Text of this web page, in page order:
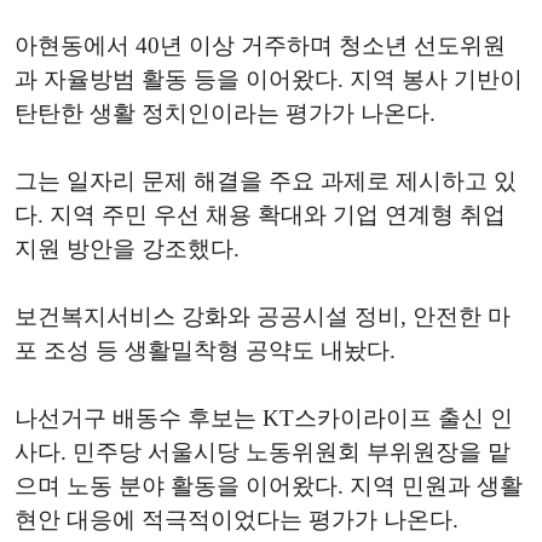
아현동에서 40년 이상 거주하며 청소년 선도위원
과 자율방범 활동 등을 이어왔다. 지역 봉사 기반이
탄탄한 생활 정치인이라는 평가가 나온다.
그는 일자리 문제 해결을 주요 과제로 제시하고 있
다. 지역 주민 우선 채용 확대와 기업 연계형 취업
지원 방안을 강조했다.
보건복지서비스 강화와 공공시설 정비, 안전한 마
포 조성 등 생활밀착형 공약도 내놨다.
나선거구 배동수 후보는 KT스카이라이프 출신 인
사다. 민주당 서울시당 노동위원회 부위원장을 맡
으며 노동 분야 활동을 이어왔다. 지역 민원과 생활
현안 대응에 적극적이었다는 평가가 나온다.